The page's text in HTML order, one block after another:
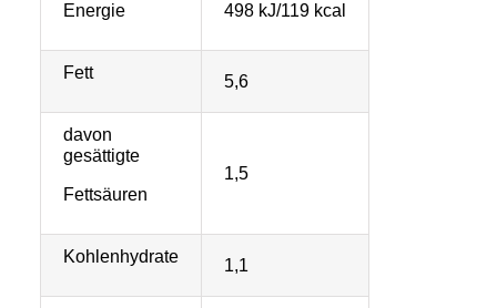
Energie 498 kJ/119 kcal
Fett 5,6
davon
gesättigte
Fettsäuren
1,5
Kohlenhydrate 1,1